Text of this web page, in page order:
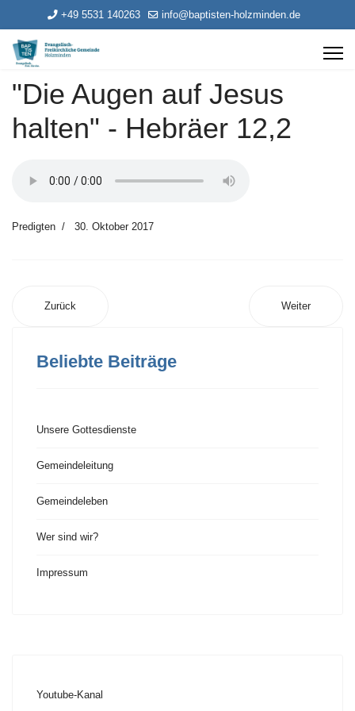
+49 5531 140263 info@baptisten-holzminden.de
"Die Augen auf Jesus
halten" - Hebräer 12,2
Predigten 30. Oktober 2017
Zurück Weiter
Beliebte Beiträge
Unsere Gottesdienste
Gemeindeleitung
Gemeindeleben
Wer sind wir?
Impressum
Youtube-Kanal